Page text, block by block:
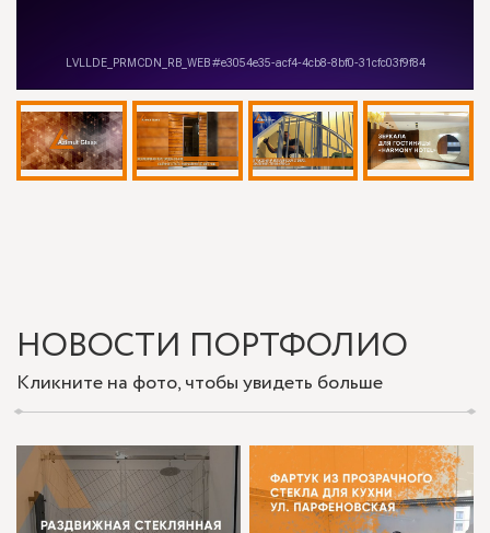
НОВОСТИ ПОРТФОЛИО
Кликните на фото, чтобы увидеть больше